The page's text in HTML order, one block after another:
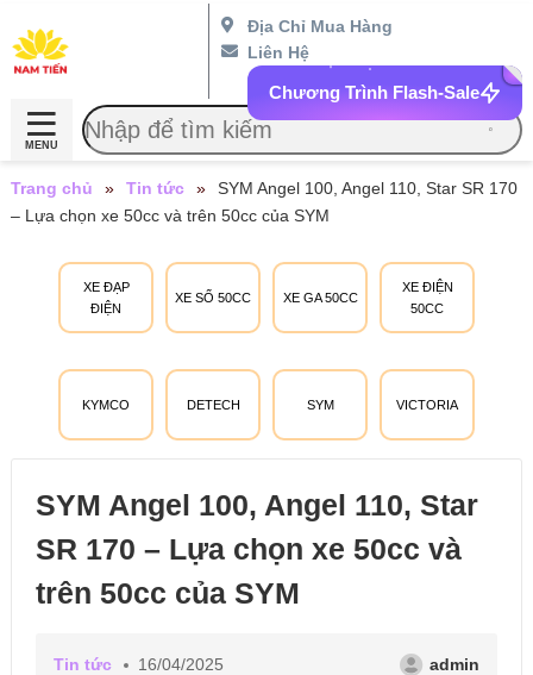
Địa Chỉ Mua Hàng
Liên Hệ
Chương Trình Flash-Sale
MENU
XE ĐẠP
ĐIỆN
XE SỐ 50CC XE GA 50CC
XE ĐIỆN
50CC
KYMCO DETECH SYM VICTORIA
Trang chủ » Tin tức »
SYM Angel 100, Angel 110, Star SR 170
– Lựa chọn xe 50cc và trên 50cc của SYM
SYM Angel 100, Angel 110, Star
SR 170 – Lựa chọn xe 50cc và
trên 50cc của SYM
Tin tức 16/04/2025 admin